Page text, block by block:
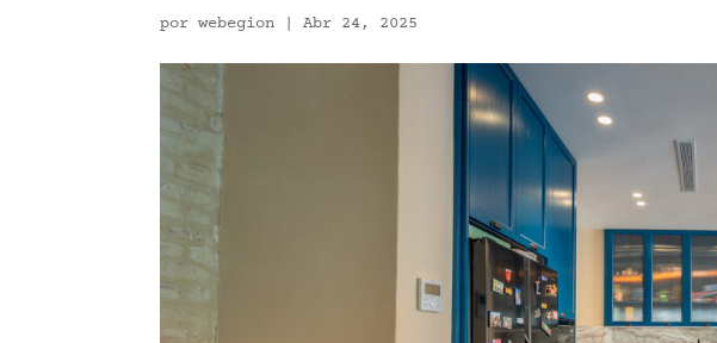
porwebegion |Abr 24, 2025